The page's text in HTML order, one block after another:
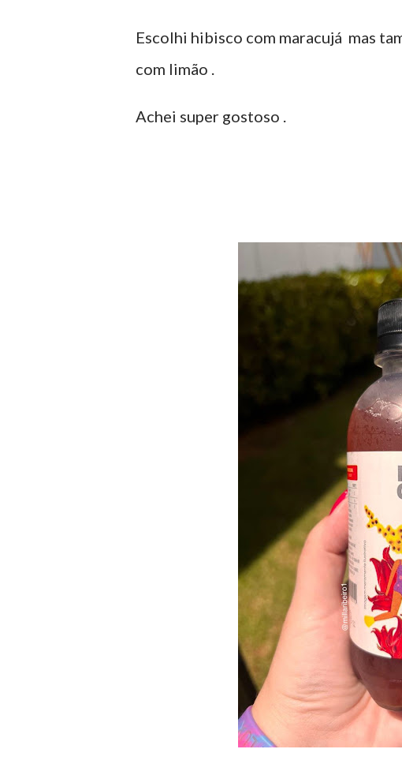
Escolhi hibisco com maracujá mas
com limão .
Achei super gostoso .